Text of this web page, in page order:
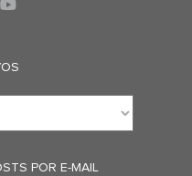
POR E-MAIL